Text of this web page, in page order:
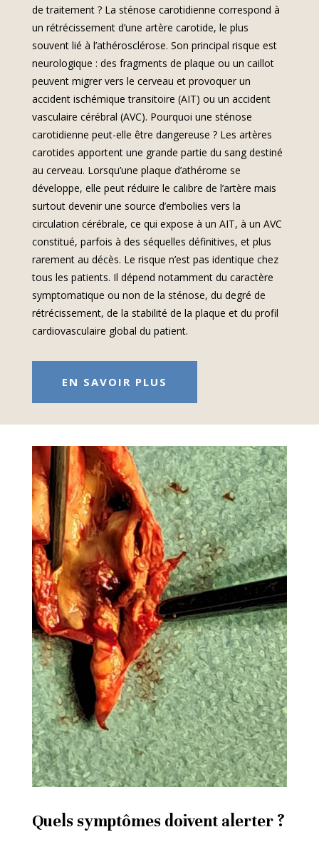
de traitement ? La sténose carotidienne correspond à
un rétrécissement d’une artère carotide, le plus
souvent lié à l’athérosclérose. Son principal risque est
neurologique : des fragments de plaque ou un caillot
peuvent migrer vers le cerveau et provoquer un
accident ischémique transitoire (AIT) ou un accident
vasculaire cérébral (AVC). Pourquoi une sténose
carotidienne peut-elle être dangereuse ? Les artères
carotides apportent une grande partie du sang destiné
au cerveau. Lorsqu’une plaque d’athérome se
développe, elle peut réduire le calibre de l’artère mais
surtout devenir une source d’embolies vers la
circulation cérébrale, ce qui expose à un AIT, à un AVC
constitué, parfois à des séquelles définitives, et plus
rarement au décès. Le risque n’est pas identique chez
tous les patients. Il dépend notamment du caractère
symptomatique ou non de la sténose, du degré de
rétrécissement, de la stabilité de la plaque et du profil
cardiovasculaire global du patient.
EN SAVOIR PLUS
Quels symptômes doivent alerter ?